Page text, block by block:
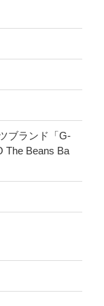
ブランド「G-
The Beans Ba